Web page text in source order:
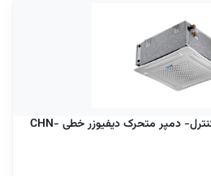
فن کویل کاستی چهارلوله با کنترل- دمپر متحرک دیفیوزر خطی CHN-